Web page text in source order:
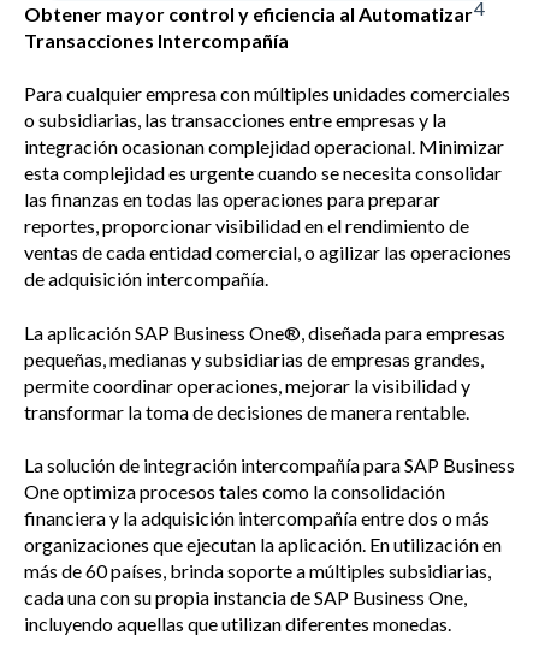
4
Obtener mayor control y eficiencia al Automatizar
Transacciones Intercompañía
Para cualquier empresa con múltiples unidades comerciales
o subsidiarias, las transacciones entre empresas y la
integración ocasionan complejidad operacional. Minimizar
esta complejidad es urgente cuando se necesita consolidar
las finanzas en todas las operaciones para preparar
reportes, proporcionar visibilidad en el rendimiento de
ventas de cada entidad comercial, o agilizar las operaciones
de adquisición intercompañía.
La aplicación SAP Business One®, diseñada para empresas
pequeñas, medianas y subsidiarias de empresas grandes,
permite coordinar operaciones, mejorar la visibilidad y
transformar la toma de decisiones de manera rentable.
La solución de integración intercompañía para SAP Business
One optimiza procesos tales como la consolidación
financiera y la adquisición intercompañía entre dos o más
organizaciones que ejecutan la aplicación. En utilización en
más de 60 países, brinda soporte a múltiples subsidiarias,
cada una con su propia instancia de SAP Business One,
incluyendo aquellas que utilizan diferentes monedas.